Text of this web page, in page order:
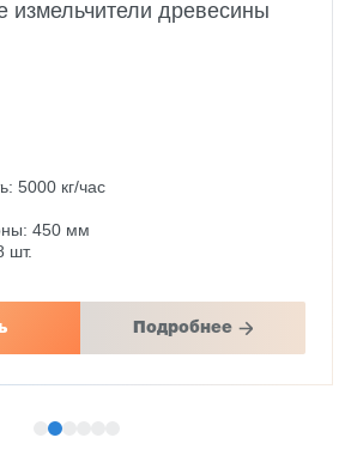
древесины
5000 кг/час
450 мм
шт.
Подробнее